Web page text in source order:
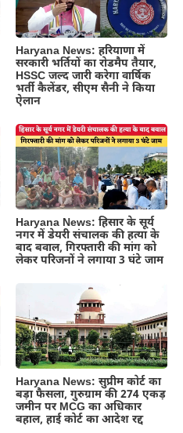
Haryana News: हरियाणा में
सरकारी भर्तियों का रोडमैप तैयार,
HSSC जल्द जारी करेगा वार्षिक
भर्ती कैलेंडर, सीएम सैनी ने किया
ऐलान
Haryana News: हिसार के सूर्य
नगर में डेयरी संचालक की हत्या के
बाद बवाल, गिरफ्तारी की मांग को
लेकर परिजनों ने लगाया 3 घंटे जाम
Haryana News: सुप्रीम कोर्ट का
बड़ा फैसला, गुरुग्राम की 274 एकड़
जमीन पर MCG का अधिकार
बहाल, हाई कोर्ट का आदेश रद्द